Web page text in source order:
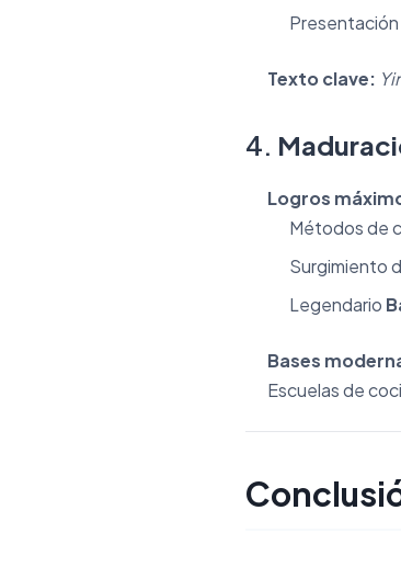
Texto clave:
4.
Logros
Métodos de
Surgimiento
Legendario
Bases
Escuelas de